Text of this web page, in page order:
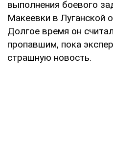
выполнения боевого
Макеевки в Луганской
Долгое время он
пропавшим, пока
страшную новость.